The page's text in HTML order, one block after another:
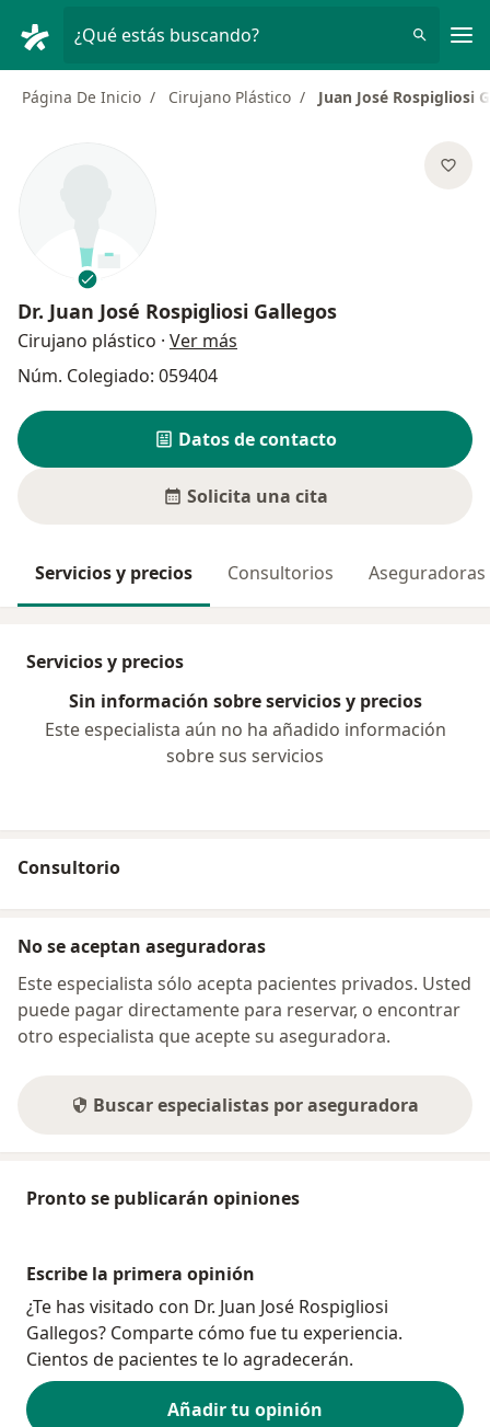
¿Qué estás buscando?
Página De Inicio Cirujano Plástico Juan José Rospigliosi
Dr. Juan José Rospigliosi Gallegos
Cirujano plástico · Ver más
Núm. Colegiado: 059404
Datos de contacto
Solicita una cita
Servicios y precios Consultorios Aseguradoras
Servicios y precios
Sin información sobre servicios y precios
Este especialista aún no ha añadido información
sobre sus servicios
Consultorio
No se aceptan aseguradoras
Este especialista sólo acepta pacientes privados. Usted
puede pagar directamente para reservar, o encontrar
otro especialista que acepte su aseguradora.
Buscar especialistas por aseguradora
Pronto se publicarán opiniones
Escribe la primera opinión
¿Te has visitado con Dr. Juan José Rospigliosi
Gallegos? Comparte cómo fue tu experiencia.
Cientos de pacientes te lo agradecerán.
Añadir tu opinión